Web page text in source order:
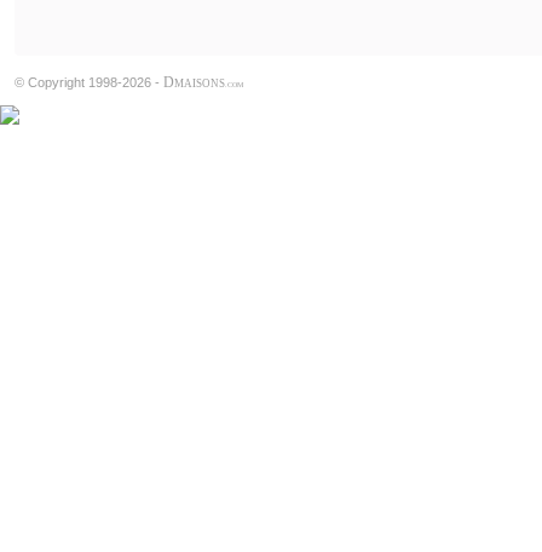
© Copyright 1998-2026 - DMAISONS .COM